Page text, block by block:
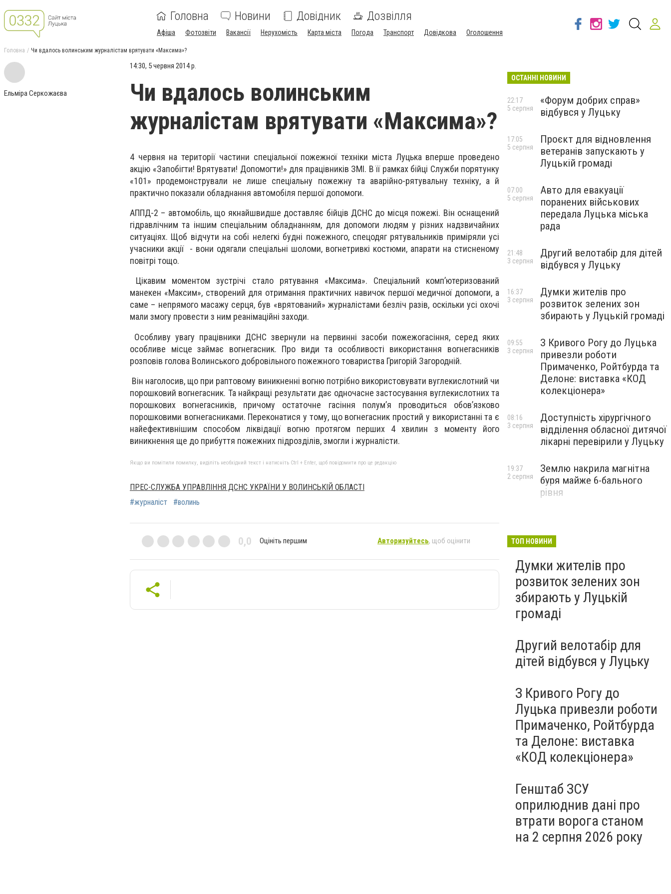
Головна Новини Довідник Дозвілля
Афіша Фотозвіти Вакансії Нерухомість Карта міста Погода Транспорт Довідкова Оголошення
Головна Чи вдалось волинським журналістам врятувати «Максима»?
Ельміра Серкожаєва
14:30, 5 червня 2014 р.
Чи вдалось волинським
журналістам врятувати «Максима»?
4 червня на території частини спеціальної пожежної техніки міста Луцька вперше проведено
акцію «Запобігти! Врятувати! Допомогти!» для працівників ЗМІ. В її рамках бійці Служби порятунку
«101» продемонстрували не лише спеціальну пожежну та аварійно-рятувальну техніку, а й
практично показали обладнання автомобіля першої допомоги.
АППД-2 – автомобіль, що якнайшвидше доставляє бійців ДСНС до місця пожежі. Він оснащений
гідравлічним та іншим спеціальним обладнанням, для допомоги людям у різних надзвичайних
ситуаціях. Щоб відчути на собі нелегкі будні пожежного, спецодяг рятувальників приміряли усі
учасники акції - вони одягали спеціальні шоломи, вогнетривкі костюми, апарати на стисненому
повітрі тощо.
Цікавим моментом зустрічі стало рятування «Максима». Спеціальний комп’ютеризований
манекен «Максим», створений для отримання практичних навичок першої медичної допомоги, а
саме – непрямого масажу серця, був «врятований» журналістами безліч разів, оскільки усі охочі
мали змогу провести з ним реанімаційні заходи.
Особливу увагу працівники ДСНС звернули на первинні засоби пожежогасіння, серед яких
особливе місце займає вогнегасник. Про види та особливості використання вогнегасників
розповів голова Волинського добровільного пожежного товариства Григорій Загородній.
Він наголосив, що при раптовому виникненні вогню потрібно використовувати вуглекислотний чи
порошковий вогнегасник. Та найкращі результати дає одночасне застосування вуглекислотних та
порошкових вогнегасників, причому остаточне гасіння полум’я проводиться обов’язково
порошковими вогнегасниками. Переконатися у тому, що вогнегасник простий у використанні та є
найефективнішим способом ліквідації вогню протягом перших 4 хвилин з моменту його
виникнення ще до прибуття пожежних підрозділів, змогли і журналісти.
Якщо ви помітили помилку, виділіть необхідний текст і натисніть Ctrl + Enter, щоб повідомити про це редакцію
ПРЕС-СЛУЖБА УПРАВЛІННЯ ДСНС УКРАЇНИ У ВОЛИНСЬКІЙ ОБЛАСТІ
#журналіст
#волинь
0,0 Оцініть першим Авторизуйтесь, щоб оцінити
ОСТАННІ НОВИНИ
«Форум добрих справ»
відбувся у Луцьку
22:17
5 серпня
Проєкт для відновлення
ветеранів запускають у
Луцькій громаді
17:05
5 серпня
Авто для евакуації
поранених військових
передала Луцька міська
рада
07:00
5 серпня
Другий велотабір для дітей
відбувся у Луцьку
21:48
3 серпня
Думки жителів про
розвиток зелених зон
збирають у Луцькій громаді
16:37
3 серпня
З Кривого Рогу до Луцька
привезли роботи
Примаченко, Ройтбурда та
Делоне: виставка «КОД
колекціонера»
09:55
3 серпня
Доступність хірургічного
відділення обласної дитячої
лікарні перевірили у Луцьку
08:16
3 серпня
Землю накрила магнітна
буря майже 6-бального
рівня
19:37
2 серпня
ТОП НОВИНИ
Думки жителів про
розвиток зелених зон
збирають у Луцькій
громаді
Другий велотабір для
дітей відбувся у Луцьку
З Кривого Рогу до
Луцька привезли роботи
Примаченко, Ройтбурда
та Делоне: виставка
«КОД колекціонера»
Генштаб ЗСУ
оприлюднив дані про
втрати ворога станом
на 2 серпня 2026 року